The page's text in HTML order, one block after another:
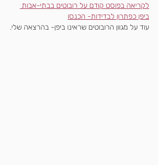
לקריאה בפוסט קודם על רובוטים בבתי-אבות
ביפן כפתרון לבדידות- הכנסו
עוד על מגוון הרובוטים שראינו ביפן- בהרצאה שלי.